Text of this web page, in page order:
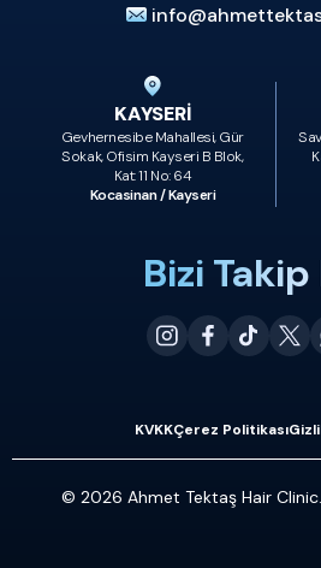
KAYSERİ
Gevhernesibe Mahallesi, Gür
Sokak, Ofisim Kayseri B Blok,
Kat: 11 No: 64
Kocasinan / Kayseri
Bizi Takip
KVKKÇerez Politikası
© 2026 Ahmet Tektaş Hair Clinic.